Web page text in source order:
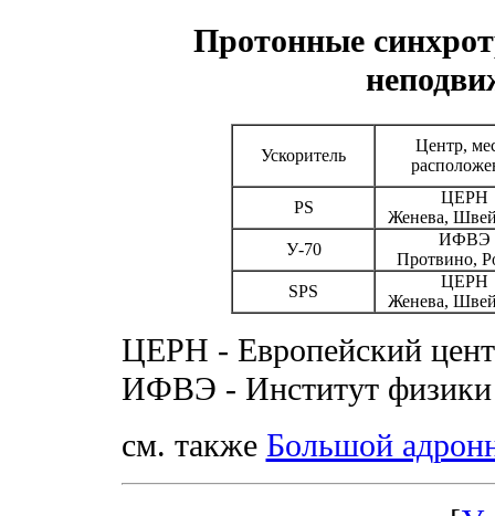
Протонные
Ускоритель
Центр,
PS
ЦЕРН
Женева,
У-70
ИФВЭ
Протвино,
SPS
ЦЕРН
Женева,
ЦЕРН - Европейский
ИФВЭ - Институт физики
см. также Большой